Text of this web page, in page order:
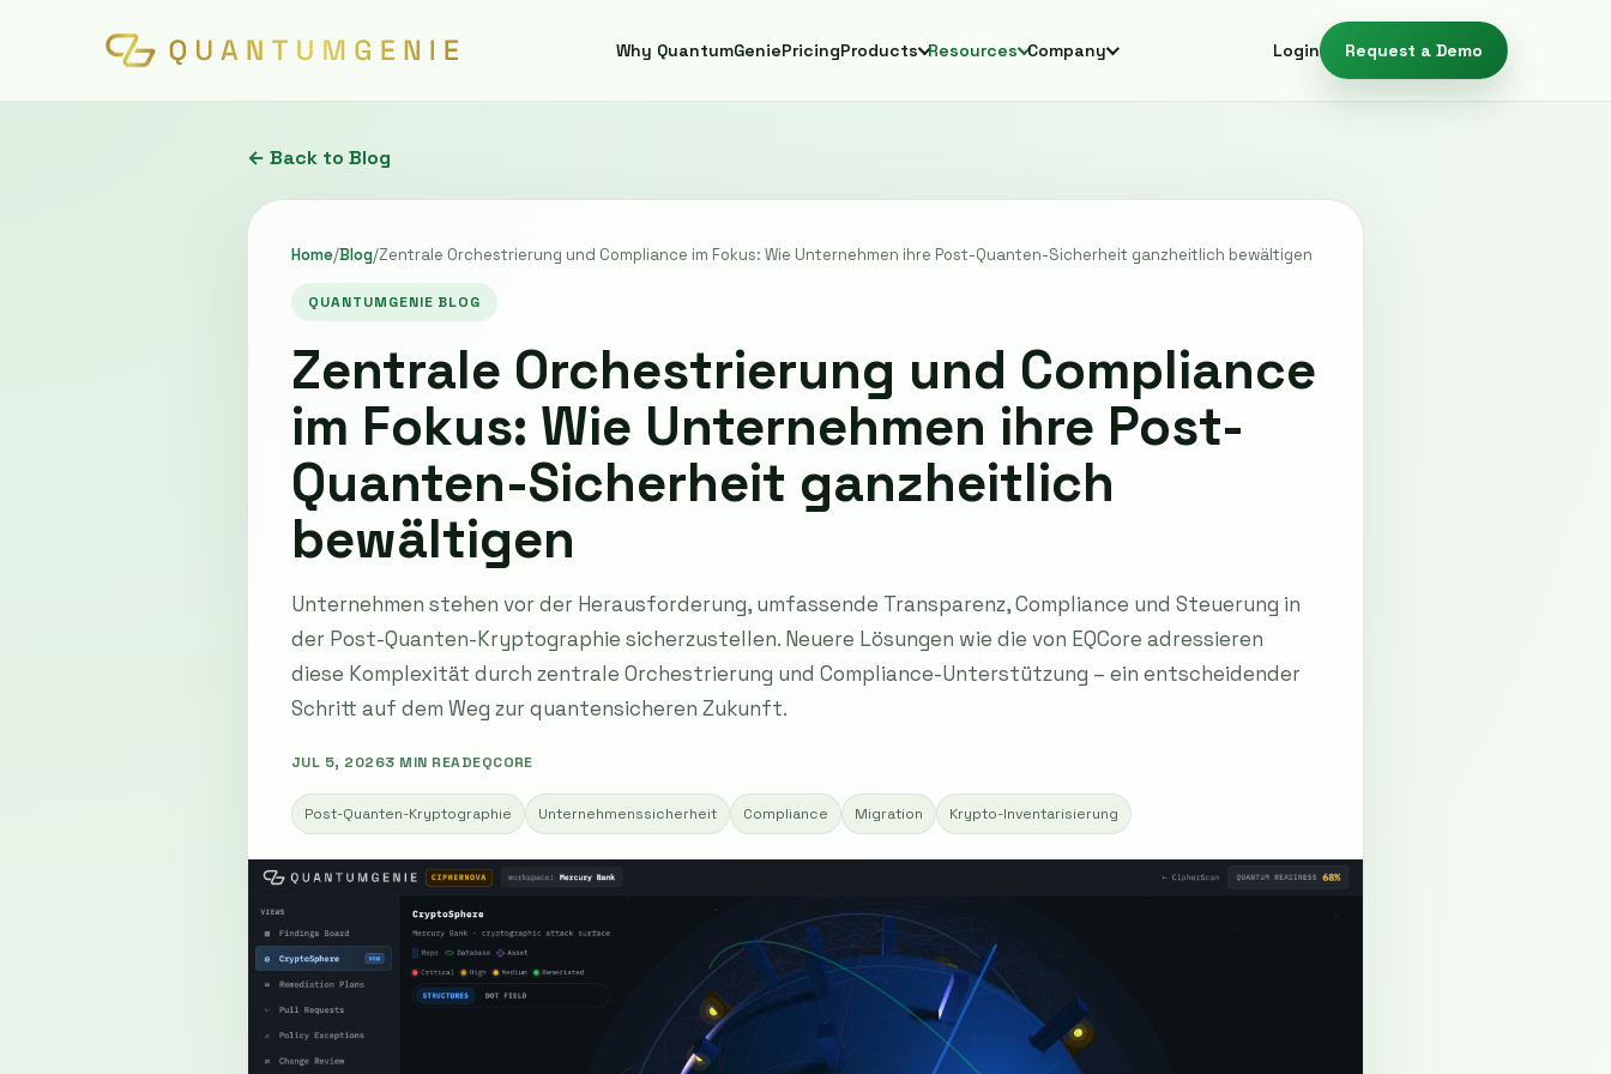
Why QuantumGeniePricingProducts Resources Company Login Request a Demo
← Back to Blog
Home/Blog/Zentrale Orchestrierung und Compliance im Fokus: Wie Unternehmen ihre Post-Quanten-Sicherheit ganzheitlich bewältigen
QUANTUMGENIE BLOG
Zentrale Orchestrierung und Compliance
im Fokus: Wie Unternehmen ihre Post-
Quanten-Sicherheit ganzheitlich
bewältigen
Unternehmen stehen vor der Herausforderung, umfassende Transparenz, Compliance und Steuerung in
der Post-Quanten-Kryptographie sicherzustellen. Neuere Lösungen wie die von EQCore adressieren
diese Komplexität durch zentrale Orchestrierung und Compliance-Unterstützung – ein entscheidender
Schritt auf dem Weg zur quantensicheren Zukunft.
JUL 5, 20263 MIN READEQCORE
Post-Quanten-Kryptographie Unternehmenssicherheit Compliance Migration Krypto-Inventarisierung